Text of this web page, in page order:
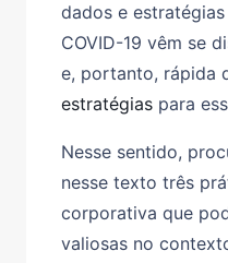
dados e
COVID-19 vêm se
e, portanto, rápida
estratégias para
Nesse sentido,
nesse texto três
corporativa que
valiosas no